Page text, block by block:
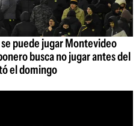
se puede jugar Montevideo
busca no jugar antes del
el domingo